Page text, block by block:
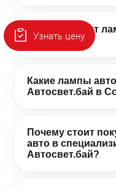
Сколько стоит
Сопоцкине?
Какие лампы
Автосвет.бай в
Почему стоит
авто в
Автосвет.бай?
Узнать цену